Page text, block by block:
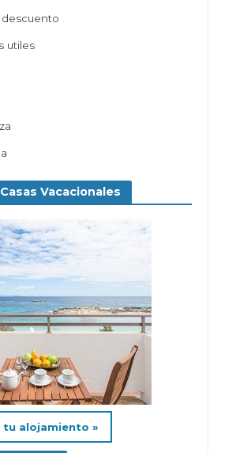
utiles
Vacacionales
tu alojamiento »